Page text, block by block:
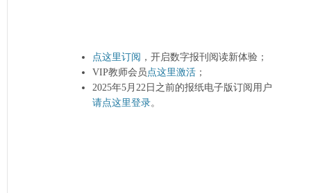
点这里订阅 ，开启数字报刊阅读新体验；
VIP教师会员点这里激活 ；
2025年5月22日之前的报纸电子版订阅用户
请点这里登录。